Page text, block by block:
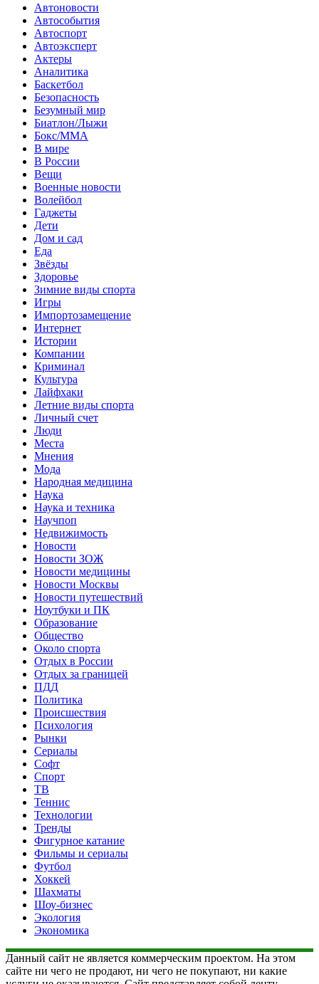
Автоновости
Автособытия
Автоспорт
Автоэксперт
Актеры
Аналитика
Баскетбол
Безопасность
Безумный мир
Биатлон/Лыжи
Бокс/MMA
В мире
В России
Вещи
Военные новости
Волейбол
Гаджеты
Дети
Дом и сад
Еда
Звёзды
Здоровье
Зимние виды спорта
Игры
Импортозамещение
Интернет
Истории
Компании
Криминал
Культура
Лайфхаки
Летние виды спорта
Личный счет
Люди
Места
Мнения
Мода
Народная медицина
Наука
Наука и техника
Научпоп
Недвижимость
Новости
Новости ЗОЖ
Новости медицины
Новости Москвы
Новости путешествий
Ноутбуки и ПК
Образование
Общество
Около спорта
Отдых в России
Отдых за границей
ПДД
Политика
Происшествия
Психология
Рынки
Сериалы
Софт
Спорт
ТВ
Теннис
Технологии
Тренды
Фигурное катание
Фильмы и сериалы
Футбол
Хоккей
Шахматы
Шоу-бизнес
Экология
Экономика
Данный сайт не является коммерческим проектом. На этом
сайте ни чего не продают, ни чего не покупают, ни какие